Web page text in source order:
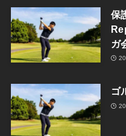
保
ガ
ゴ